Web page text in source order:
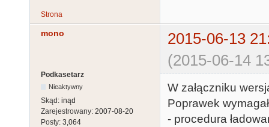
Strona
mono
2015-06-13
(2015-06-14
Podkasetarz
Nieaktywny
Skąd: inąd
Zarejestrowany: 2007-08-20
Posty: 3,064
W załączniku
Poprawek
- procedura